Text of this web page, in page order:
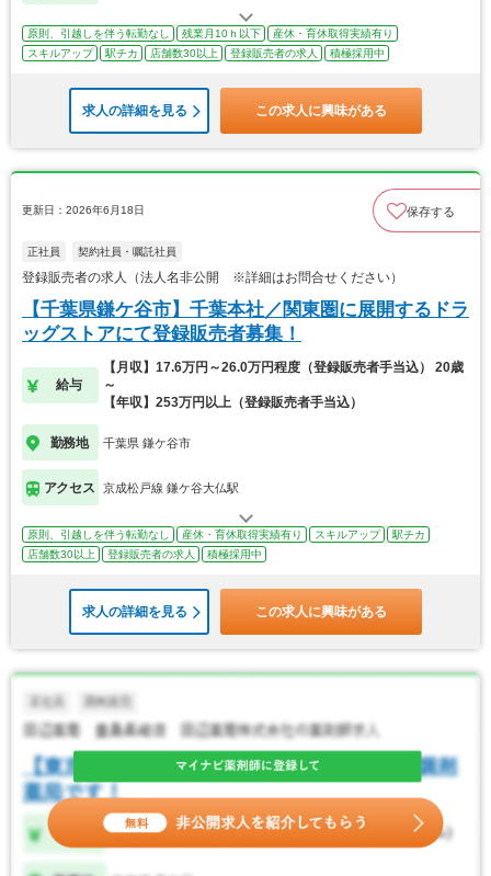
原則、引越しを伴う転勤なし 残業月10ｈ以下
産休・育休取得実績有り
スキルアップ
駅チカ 店舗数30以上 登録販売者の求人 積極採用中
求人の詳細を見る この求人に興味がある
更新日：2026年6月18日 保存する
正社員 契約社員・嘱託社員
登録販売者の求人（法人名非公開 ※詳細はお問合せください）
【千葉県鎌ケ谷市】千葉本社／関東圏に展開するドラ
ッグストアにて登録販売者募集！
給与
【月収】17.6万円～26.0万円程度（登録販売者手当込） 20歳
～
【年収】253万円以上（登録販売者手当込）
勤務地 千葉県 鎌ケ谷市
アクセス 京成松戸線 鎌ケ谷大仏駅
原則、引越しを伴う転勤なし 産休・育休取得実績有り スキルアップ
駅チカ
店舗数30以上
登録販売者の求人 積極採用中
求人の詳細を見る この求人に興味がある